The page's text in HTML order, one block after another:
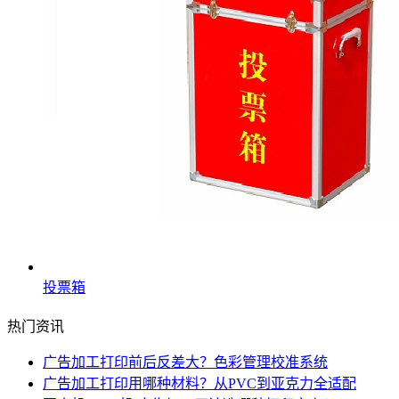
投票箱
热门资讯
广告加工打印前后反差大？色彩管理校准系统
广告加工打印用哪种材料？从PVC到亚克力全适配